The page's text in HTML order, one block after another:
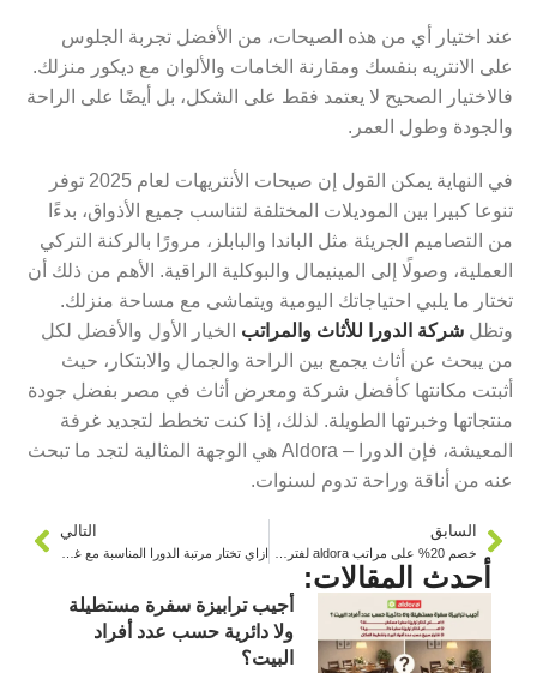
عند اختيار أي من هذه الصيحات، من الأفضل تجربة الجلوس
على الانتريه بنفسك ومقارنة الخامات والألوان مع ديكور منزلك.
فالاختيار الصحيح لا يعتمد فقط على الشكل، بل أيضًا على الراحة
والجودة وطول العمر.
في النهاية يمكن القول إن صيحات الأنتريهات لعام 2025 توفر
تنوعا كبيرا بين الموديلات المختلفة لتناسب جميع الأذواق، بدءًا
من التصاميم الجريئة مثل الباندا والبابلز، مرورًا بالركنة التركي
العملية، وصولًا إلى المينيمال والبوكلية الراقية. الأهم من ذلك أن
تختار ما يلبي احتياجاتك اليومية ويتماشى مع مساحة منزلك.
وتظل شركة الدورا للأثاث والمراتب الخيار الأول والأفضل لكل
من يبحث عن أثاث يجمع بين الراحة والجمال والابتكار، حيث
أثبتت مكانتها كأفضل شركة ومعرض أثاث في مصر بفضل جودة
منتجاتها وخبرتها الطويلة. لذلك، إذا كنت تخطط لتجديد غرفة
المعيشة، فإن الدورا – Aldora
هي الوجهة المثالية لتجد ما تبحث
عنه من أناقة وراحة تدوم لسنوات.
السابق التالي
أحدث المقالات:
أجيب ترابيزة سفرة مستطيلة
ولا دائرية حسب عدد أفراد
البيت؟